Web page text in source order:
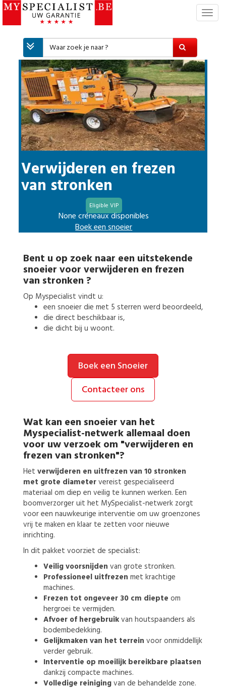
T
l
Verwijderen en frezen
van stronken
Eligible VIP
None créneaux disponibles
Boek eensnoeier
Bent u op zoek naar een uitstekende
snoeier voor verwijderen en frezen
van stronken ?
Op Myspecialist vindt u:
een snoeierdie met 5 sterren werd beoordeeld,
die direct beschikbaar is,
die dicht bij u woont.
Boek een Snoeier
Contacteer ons
Wat kan een snoeier van het
Myspecialist-netwerk allemaal doen
voor uw verzoek om "verwijderen en
frezen van stronken"?
Het verwijderen en uitfrezen van 10 stronken
met grote diametervereist gespecialiseerd
materiaal om diep en veilig te kunnen werken. Een
boomverzorger uit het MySpecialist-netwerk zorgt
voor een nauwkeurige interventie om uw groenzones
vrij te maken en klaar te zetten voor nieuwe
inrichting.
In dit pakket voorziet de specialist:
Veilig voorsnijden van grote stronken.
Professioneel uitfrezen met krachtige
machines.
Frezen tot ongeveer 30 cm diepte om
hergroei te vermijden.
Afvoer of hergebruikvan houtspaanders als
bodembedekking.
Gelijkmaken van het terrein voor onmiddellijk
verder gebruik.
Interventie op moeilijk bereikbare plaatsen
dankzij compacte machines.
Volledige reinigingvan de behandelde zone.